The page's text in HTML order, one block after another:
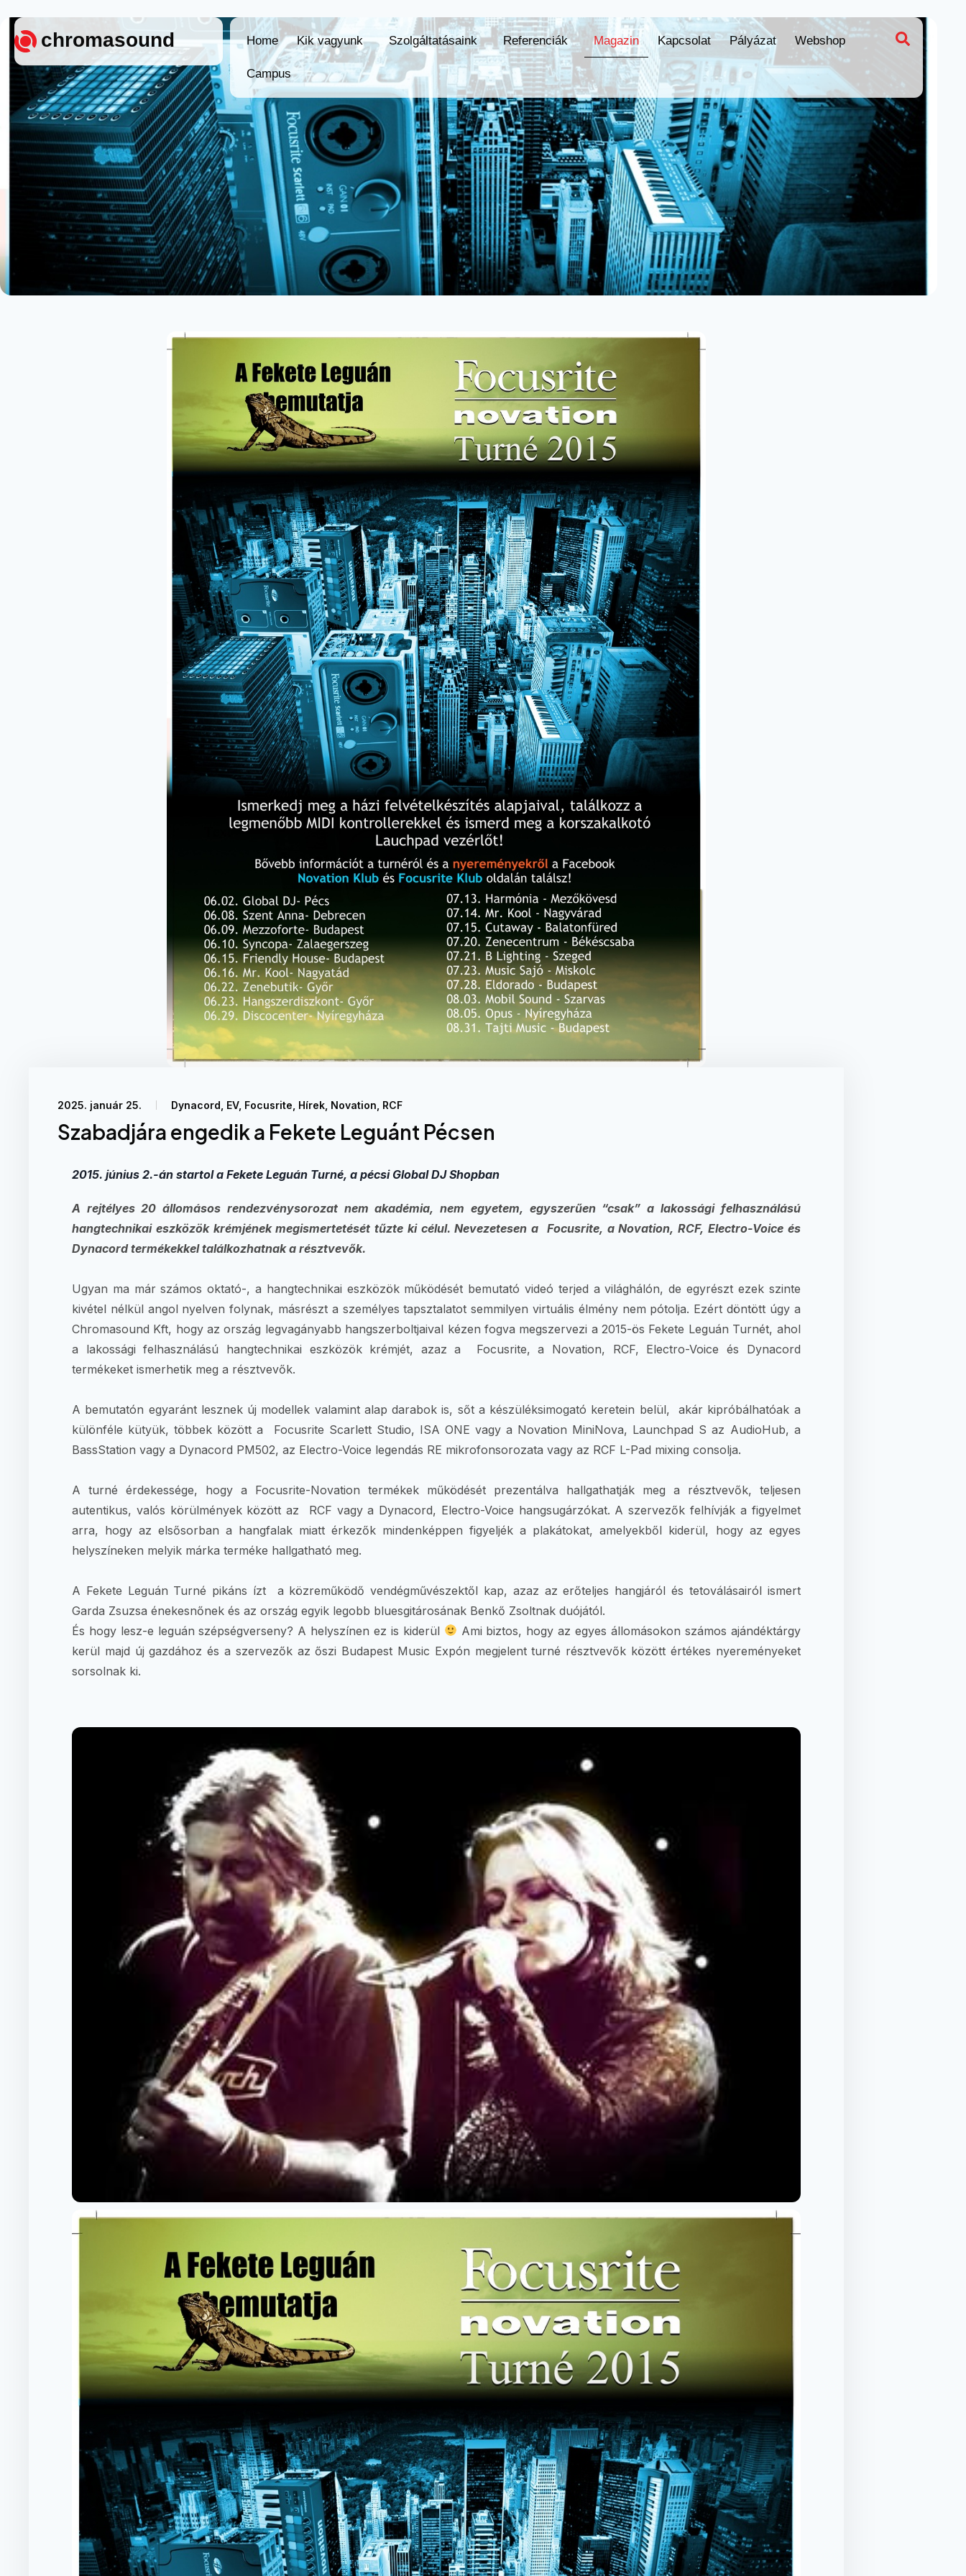
chromasound Home Kik vagyunk Szolgáltatásaink Referenciák Magazin Kapcsolat Pályázat Webshop
Campus
Home Kik vagyunk Szolgáltatásaink Referenciák Magazin Kapcsolat Pályázat Webshop
Campus
2025. január 25. Dynacord EV, Focusrite Hírek Novation RCF
Szabadjára engedik a Fekete Leguánt Pécsen
2015. június 2.-án startol a Fekete Leguán Turné, a pécsi Global DJ Shopban
A rejtélyes 20 állomásos rendezvénysorozat nem akadémia, nem egyetem, egyszerűen “csak” a lakossági felhasználású
hangtechnikai eszközök krémjének megismertetését tűzte ki célul. Nevezetesen a Focusrite, a Novation, RCF, Electro-Voice és
Dynacord termékekkel találkozhatnak a résztvevők.
Ugyan ma már számos oktató-, a hangtechnikai eszközök működését bemutató videó terjed a világhálón, de egyrészt ezek szinte
kivétel nélkül angol nyelven folynak, másrészt a személyes tapsztalatot semmilyen virtuális élmény nem pótolja. Ezért döntött úgy a
Chromasound Kft, hogy az ország legvagányabb hangszerboltjaival kézen fogva megszervezi a 2015-ös Fekete Leguán Turnét, ahol
a lakossági felhasználású hangtechnikai eszközök krémjét, azaz a Focusrite, a Novation, RCF, Electro-Voice és Dynacord
termékeket ismerhetik meg a résztvevők.
A bemutatón egyaránt lesznek új modellek valamint alap darabok is, sőt a készüléksimogató keretein belül, akár kipróbálhatóak a
különféle kütyük, többek között a Focusrite Scarlett Studio, ISA ONE vagy a Novation MiniNova, Launchpad S az AudioHub, a
BassStation vagy a Dynacord PM502, az Electro-Voice legendás RE mikrofonsorozata vagy az RCF L-Pad mixing consolja.
A turné érdekessége, hogy a Focusrite-Novation termékek működését prezentálva hallgathatják meg a résztvevők, teljesen
autentikus, valós körülmények között az RCF vagy a Dynacord, Electro-Voice hangsugárzókat. A szervezők felhívják a figyelmet
arra, hogy az elsősorban a hangfalak miatt érkezők mindenképpen figyeljék a plakátokat, amelyekből kiderül, hogy az egyes
helyszíneken melyik márka terméke hallgatható meg.
A Fekete Leguán Turné pikáns ízt a közreműködő vendégművészektől kap, azaz az erőteljes hangjáról és tetoválásairól ismert
Garda Zsuzsa énekesnőnek és az ország egyik legobb bluesgitárosának Benkő Zsoltnak duójától.
És hogy lesz-e leguán szépségverseny? A helyszínen ez is kiderül
Ami biztos, hogy az egyes állomásokon számos ajándéktárgy
kerül majd új gazdához és a szervezők az őszi Budapest Music Expón megjelent turné résztvevők között értékes nyereményeket
sorsolnak ki.